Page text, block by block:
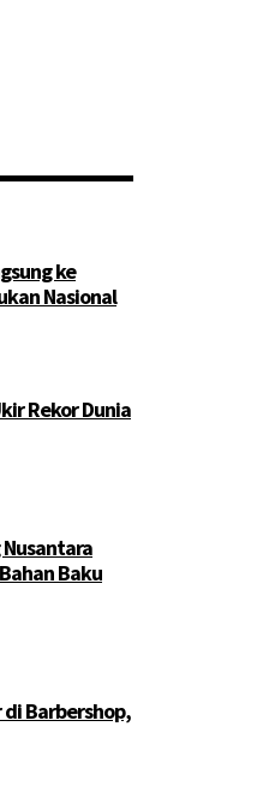
ke
Nasional
Rekor Dunia
Baku
di Barbershop,